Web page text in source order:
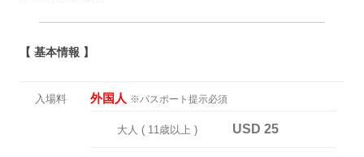
【 基本情報 】
入場料 外国人 ※パスポート提示必須
大人 ( 11歳以上 ) USD 25